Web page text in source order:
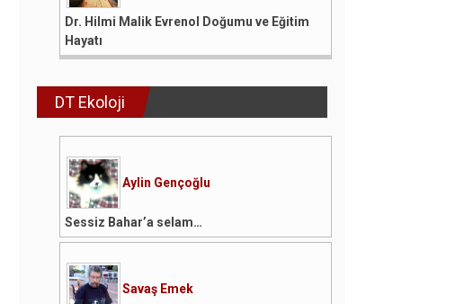
Dr. Hilmi Malik Evrenol Doğumu ve Eğitim
Hayatı
DT Ekoloji
Aylin Gençoğlu
Sessiz Bahar’a selam…
Savaş Emek